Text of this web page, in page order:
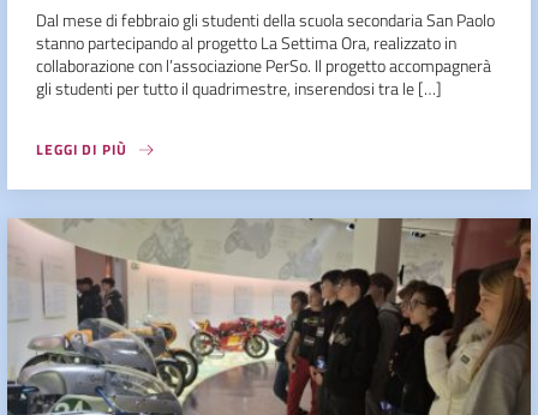
Dal mese di febbraio gli studenti della scuola secondaria San Paolo
stanno partecipando al progetto La Settima Ora, realizzato in
collaborazione con l’associazione PerSo. Il progetto accompagnerà
gli studenti per tutto il quadrimestre, inserendosi tra le […]
LEGGI DI PIÙ